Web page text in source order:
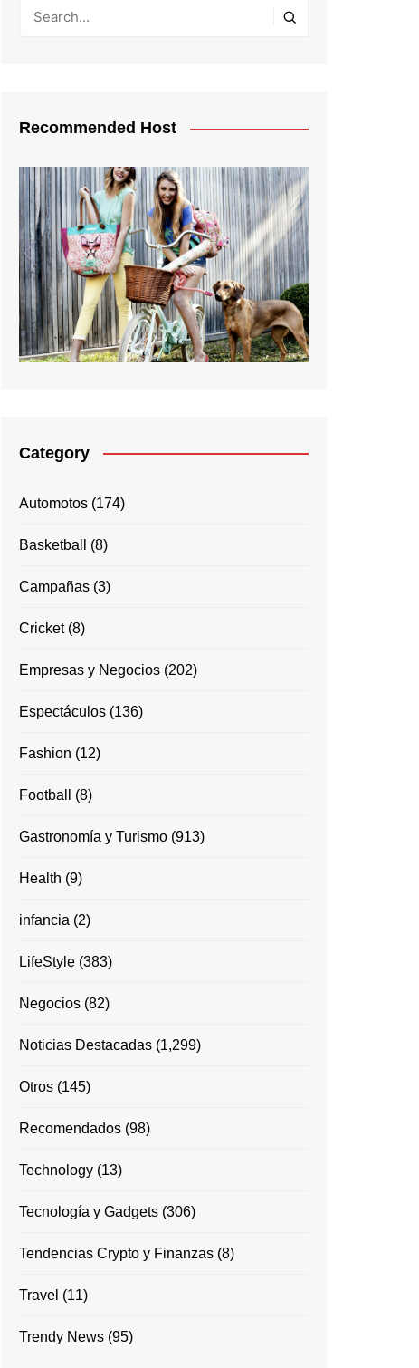
Recommended Host
Category
Automotos (174)
Basketball (8)
Campañas (3)
Cricket(8)
Empresas y Negocios (202)
Espectáculos (136)
Fashion (12)
Football (8)
Gastronomía y Turismo (913)
Health (9)
infancia (2)
LifeStyle (383)
Negocios (82)
Noticias Destacadas (1,299)
Otros (145)
Recomendados (98)
Technology (13)
Tecnología y Gadgets (306)
Tendencias Crypto y Finanzas (8)
Travel (11)
Trendy News (95)